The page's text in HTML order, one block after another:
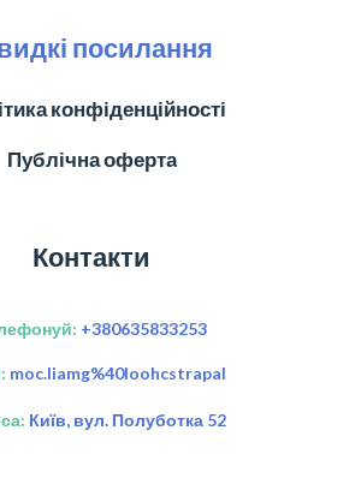
посилання
конфіденційності
Публічна оферта
Контакти
+380635833253
moc.liamg%40loohcstrapal
Київ, вул. Полуботка 52